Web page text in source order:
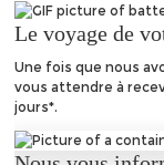
Le voyage de
Une fois que nous
vous attendre à
jours*.